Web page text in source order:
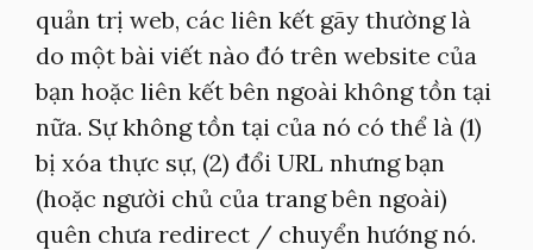
quản trị web, các liên kết gãy thường là
do một bài viết nào đó trên website của
bạn hoặc liên kết bên ngoài không tồn tại
nữa. Sự không tồn tại của nó có thể là (1)
bị xóa thực sự, (2) đổi URL nhưng bạn
(hoặc người chủ của trang bên ngoài)
quên chưa redirect / chuyển hướng nó.